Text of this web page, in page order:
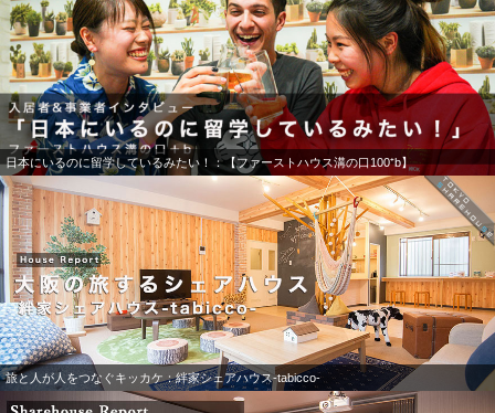
日本にいるのに留学しているみたい！：【ファーストハウス溝の口100⁺b】
旅と人が人をつなぐキッカケ：絆家シェアハウス-tabicco-